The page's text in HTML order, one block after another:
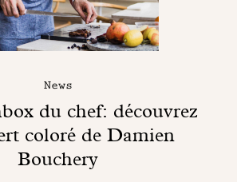
News
du chef: découvrez
coloré de Damien
Bouchery